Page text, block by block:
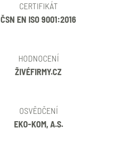
CERTIFIKÁT
ČSN EN ISO 9001:2016
HODNOCENÍ
ŽIVÉFIRMY.CZ
OSVĚDČENÍ
EKO-KOM, A.S.